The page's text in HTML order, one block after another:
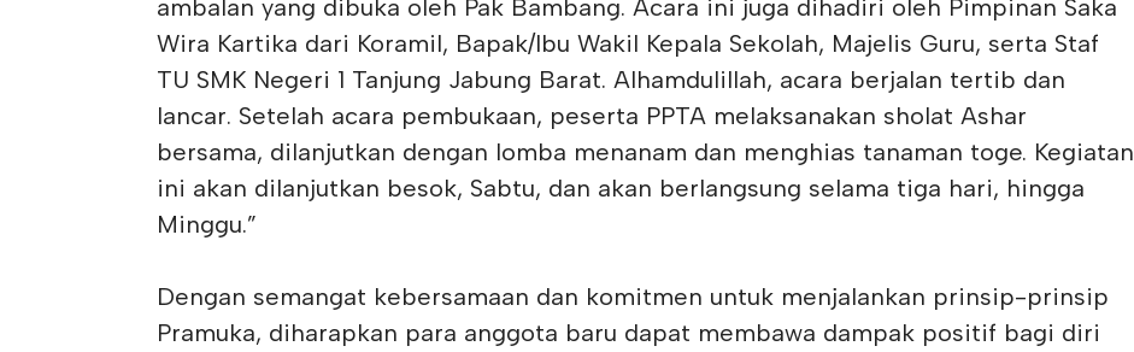
ambalan yang dibuka oleh Pak Bambang. Acara ini juga dihadiri oleh Pimpinan Saka
Wira Kartika dari Koramil, Bapak/Ibu Wakil Kepala Sekolah, Majelis Guru, serta Staf
TU SMK Negeri 1 Tanjung Jabung Barat. Alhamdulillah, acara berjalan tertib dan
lancar. Setelah acara pembukaan, peserta PPTA melaksanakan sholat Ashar
bersama, dilanjutkan dengan lomba menanam dan menghias tanaman toge. Kegiatan
ini akan dilanjutkan besok, Sabtu, dan akan berlangsung selama tiga hari, hingga
Minggu.”
Dengan semangat kebersamaan dan komitmen untuk menjalankan prinsip-prinsip
Pramuka, diharapkan para anggota baru dapat membawa dampak positif bagi diri